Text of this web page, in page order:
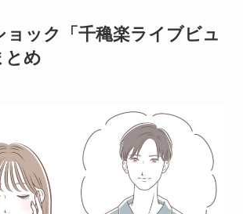
ョック「千穐楽ライブビュ
とめ